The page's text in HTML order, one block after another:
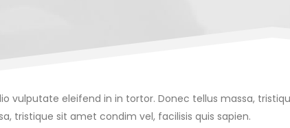
vulputate eleifend in in tortor. Donec tellus massa,
tristique sit amet condim vel, facilisis quis sapien.